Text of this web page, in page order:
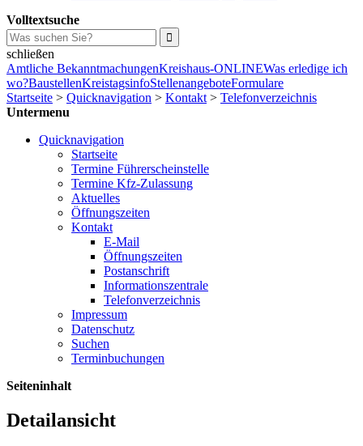
Volltextsuche
schließen
Amtliche BekanntmachungenKreishaus-ONLINEWas erledige ich
wo?BaustellenKreistagsinfoStellenangeboteFormulare
Startseite > Quicknavigation > Kontakt > Telefonverzeichnis
Untermenu
Quicknavigation
Startseite
Termine Führerscheinstelle
Termine Kfz-Zulassung
Aktuelles
Öffnungszeiten
Kontakt
E-Mail
Öffnungszeiten
Postanschrift
Informationszentrale
Telefonverzeichnis
Impressum
Datenschutz
Suchen
Terminbuchungen
Seiteninhalt
Detailansicht